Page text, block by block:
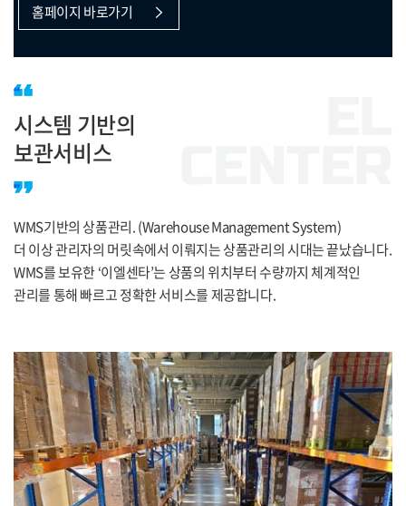
홈페이지 바로가기
“
시스템 기반의
보관서비스
”
WMS기반의 상품관리. (Warehouse Management System)
더 이상 관리자의 머릿속에서 이뤄지는 상품관리의 시대는 끝났습니다.
WMS를 보유한 ‘이엘센타’는 상품의 위치부터 수량까지 체계적인
관리를 통해 빠르고 정확한 서비스를 제공합니다.